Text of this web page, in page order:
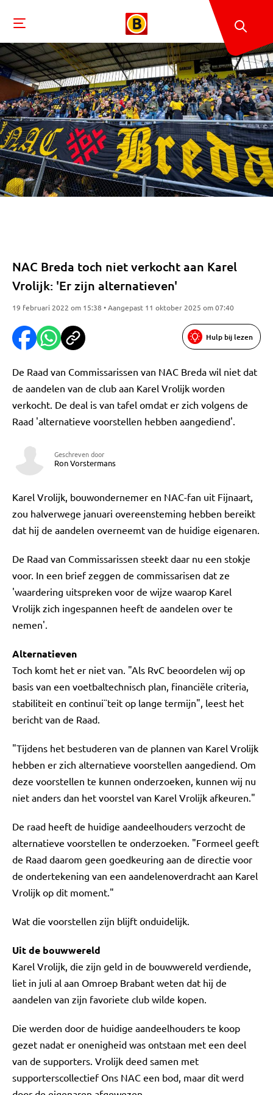
NAC Breda toch niet verkocht aan Karel
Vrolijk: 'Er zijn alternatieven'
19 februari 2022 om 15:38 • Aangepast 11 oktober 2025 om 07:40
Hulp bij lezen
De Raad van Commissarissen van NAC Breda wil niet dat
de aandelen van de club aan Karel Vrolijk worden
verkocht. De deal is van tafel omdat er zich volgens de
Raad 'alternatieve voorstellen hebben aangediend'.
Geschreven door
Ron Vorstermans
Karel Vrolijk, bouwondernemer en NAC-fan uit Fijnaart,
zou halverwege januari overeensteming hebben bereikt
dat hij de aandelen overneemt van de huidige eigenaren.
De Raad van Commissarissen steekt daar nu een stokje
voor. In een brief zeggen de commissarisen dat ze
'waardering uitspreken voor de wijze waarop Karel
Vrolijk zich ingespannen heeft de aandelen over te
nemen'.
Alternatieven
Toch komt het er niet van. "Als RvC beoordelen wij op
basis van een voetbaltechnisch plan, financiële criteria,
stabiliteit en continui¨teit op lange termijn", leest het
bericht van de Raad.
"Tijdens het bestuderen van de plannen van Karel Vrolijk
hebben er zich alternatieve voorstellen aangediend. Om
deze voorstellen te kunnen onderzoeken, kunnen wij nu
niet anders dan het voorstel van Karel Vrolijk afkeuren."
De raad heeft de huidige aandeelhouders verzocht de
alternatieve voorstellen te onderzoeken. "Formeel geeft
de Raad daarom geen goedkeuring aan de directie voor
de ondertekening van een aandelenoverdracht aan Karel
Vrolijk op dit moment."
Wat die voorstellen zijn blijft onduidelijk.
Uit de bouwwereld
Karel Vrolijk, die zijn geld in de bouwwereld verdiende,
liet in juli al aan Omroep Brabant weten dat hij de
aandelen van zijn favoriete club wilde kopen.
Die werden door de huidige aandeelhouders te koop
gezet nadat er onenigheid was ontstaan met een deel
van de supporters. Vrolijk deed samen met
supporterscollectief Ons NAC een bod, maar dit werd